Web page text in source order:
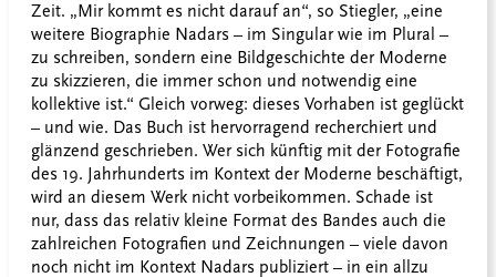
Zeit. „Mir kommt es nicht darauf an“, so Stiegler, „eine
weitere Biographie Nadars – im Singular wie im Plural –
zu schreiben, sondern eine Bildgeschichte der Moderne
zu skizzieren, die immer schon und notwendig eine
kollektive ist.“ Gleich vorweg: dieses Vorhaben ist geglückt
– und wie. Das Buch ist hervorragend recherchiert und
glänzend geschrieben. Wer sich künftig mit der Fotografie
des 19. Jahrhunderts im Kontext der Moderne beschäftigt,
wird an diesem Werk nicht vorbeikommen. Schade ist
nur, dass das relativ kleine Format des Bandes auch die
zahlreichen Fotografien und Zeichnungen – viele davon
noch nicht im Kontext Nadars publiziert – in ein allzu